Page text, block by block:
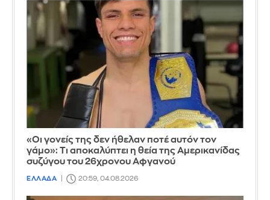
«Οι γονείς της δεν ήθελαν ποτέ αυτόν τον
γάμο»: Τι αποκαλύπτει η θεία της Αμερικανίδας
συζύγου του 26χρονου Αφγανού
ΕΛΛΑΔΑ 20:59, 04.08.2026